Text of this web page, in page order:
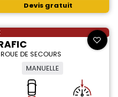
Devis gratuit
DE SECOURS
MANUELLE